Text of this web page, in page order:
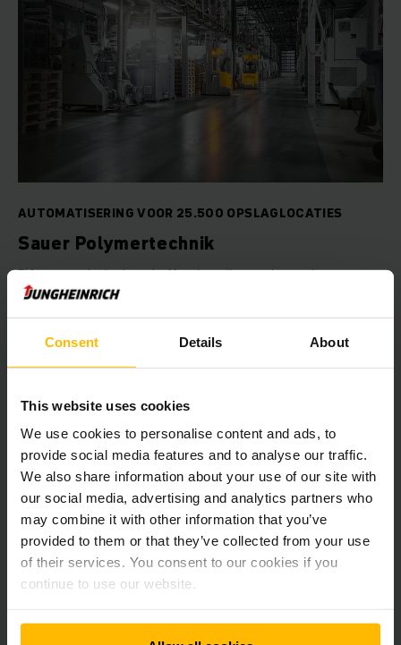
Consent Details About
This website uses cookies
We use cookies to personalise content and ads, to
provide social media features and to analyse our traffic.
We also share information about your use of our site with
our social media, advertising and analytics partners who
may combine it with other information that you’ve
provided to them or that they’ve collected from your use
of their services. You consent to our cookies if you
continue to use our website.
AUTOMATISERING VOOR 25.500 OPSLAGLOCATIES
Sauer Polymertechnik
Elf automatische hoogheffende pallettrucks van het type
ERC 213a zorgen voor een optimale versterking van de